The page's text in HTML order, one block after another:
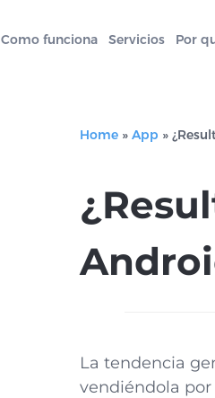
Como funciona Servicios Por
Home » App »
La tendencia
vendiéndola